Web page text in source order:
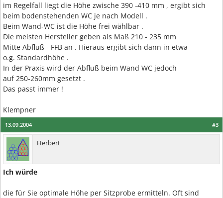
im Regelfall liegt die Höhe zwische 390 -410 mm , ergibt sich
beim bodenstehenden WC je nach Modell .
Beim Wand-WC ist die Höhe frei wählbar .
Die meisten Hersteller geben als Maß 210 - 235 mm
Mitte Abfluß - FFB an . Hieraus ergibt sich dann in etwa
o.g. Standardhöhe .
In der Praxis wird der Abfluß beim Wand WC jedoch
auf 250-260mm gesetzt .
Das passt immer !
Klempner
#3
13.09.2004
Herbert
Ich würde
die für Sie optimale Höhe per Sitzprobe ermitteln. Oft sind